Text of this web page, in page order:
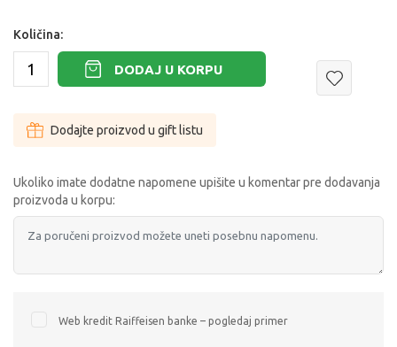
Količina:
DODAJ U KORPU
Dodajte proizvod u gift listu
Ukoliko imate dodatne napomene upišite u komentar pre dodavanja
proizvoda u korpu:
Web kredit Raiffeisen banke – pogledaj primer